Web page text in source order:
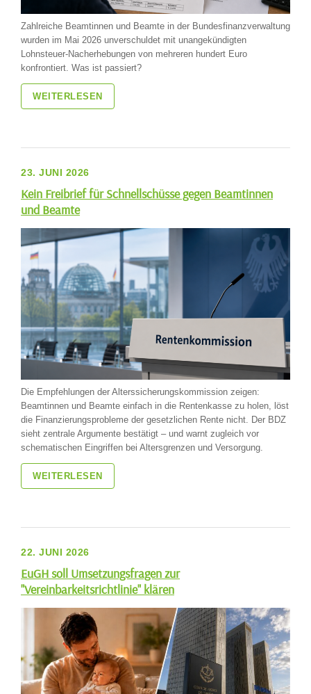
Zahlreiche Beamtinnen und Beamte in der Bundesfinanzverwaltung
wurden im Mai 2026 unverschuldet mit unangekündigten
Lohnsteuer-Nacherhebungen von mehreren hundert Euro
konfrontiert. Was ist passiert?
WEITERLESEN
23. JUNI 2026
Kein Freibrief für Schnellschüsse gegen Beamtinnen
und Beamte
Die Empfehlungen der Alterssicherungskommission zeigen:
Beamtinnen und Beamte einfach in die Rentenkasse zu holen, löst
die Finanzierungsprobleme der gesetzlichen Rente nicht. Der BDZ
sieht zentrale Argumente bestätigt – und warnt zugleich vor
schematischen Eingriffen bei Altersgrenzen und Versorgung.
WEITERLESEN
22. JUNI 2026
EuGH soll Umsetzungsfragen zur
"Vereinbarkeitsrichtlinie" klären